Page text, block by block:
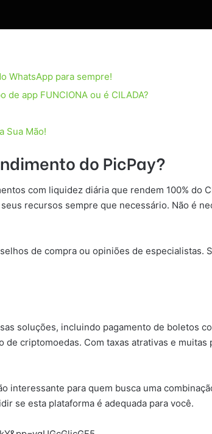
WhatsApp para sempre!
de app FUNCIONA ou é CILADA?
Sua Mão!
do PicPay?
com liquidez diária que rendem 100% do
recursos sempre que necessário. Não é
de compra ou opiniões de
soluções, incluindo pagamento de boletos
de criptomoedas. Com taxas atrativas e
interessante para quem busca uma
se esta plataforma é adequada para você.